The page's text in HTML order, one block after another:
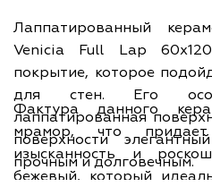
Лаппатированный
Venicia Full Lap
покрытие, которое
для стен. Его
лаппатированная
поверхности
прочным и долговечным.
Фактура данного
мрамор, что
изысканность и
бежевый, который